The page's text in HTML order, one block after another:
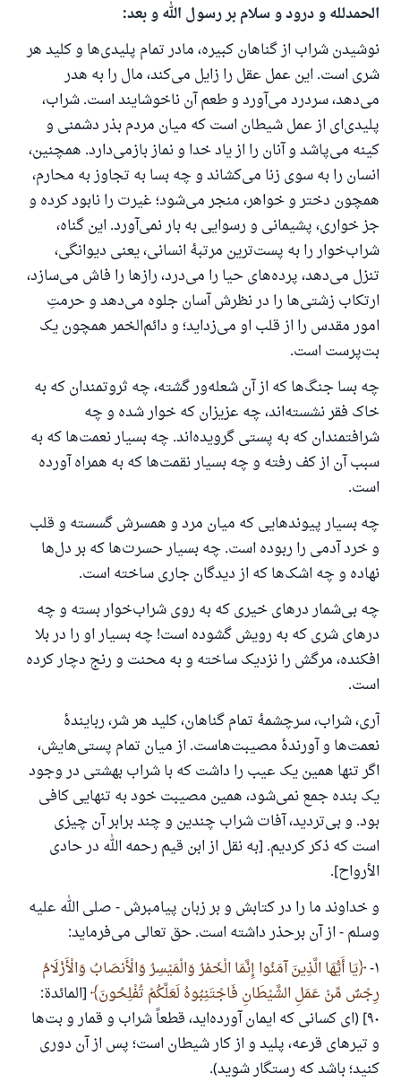
الحمدلله و درود و سلام بر رسول الله و بعد:
نوشیدن شراب از گناهان کبیره، مادر تمام پلیدی‌ها و کلید هر
شری است. این عمل عقل را زایل می‌کند، مال را به هدر
می‌دهد، سردرد می‌آورد و طعم آن ناخوشایند است. شراب،
پلیدی‌ای از عمل شیطان است که میان مردم بذر دشمنی و
کینه می‌پاشد و آنان را از یاد خدا و نماز بازمی‌دارد. همچنین،
انسان را به سوی زنا می‌کشاند و چه بسا به تجاوز به محارم،
همچون دختر و خواهر، منجر می‌شود؛ غیرت را نابود کرده و
جز خواری، پشیمانی و رسوایی به بار نمی‌آورد. این گناه،
شراب‌خوار را به پست‌ترین مرتبهٔ انسانی، یعنی دیوانگی،
تنزل می‌دهد، پرده‌های حیا را می‌درد، رازها را فاش می‌سازد،
ارتکاب زشتی‌ها را در نظرش آسان جلوه می‌دهد و حرمتِ
امور مقدس را از قلب او می‌زداید؛ و دائم‌الخمر همچون یک
بت‌پرست است.
چه بسا جنگ‌ها که از آن شعله‌ور گشته، چه ثروتمندان که به
خاک فقر نشسته‌اند، چه عزیزان که خوار شده و چه
شرافتمندان که به پستی گرویده‌اند. چه بسیار نعمت‌ها که به
سبب آن از کف رفته و چه بسیار نقمت‌ها که به همراه آورده
است.
چه بسیار پیوندهایی که میان مرد و همسرش گسسته و قلب
و خرد آدمی را ربوده است. چه بسیار حسرت‌ها که بر دل‌ها
نهاده و چه اشک‌ها که از دیدگان جاری ساخته است.
چه بی‌شمار درهای خیری که به روی شراب‌خوار بسته و چه
درهای شری که به رویش گشوده است! چه بسیار او را در بلا
افکنده، مرگش را نزدیک ساخته و به محنت و رنج دچار کرده
است.
آری، شراب، سرچشمهٔ تمام گناهان، کلید هر شر، ربایندهٔ
نعمت‌ها و آورندهٔ مصیبت‌هاست. از میان تمام پستی‌هایش،
اگر تنها همین یک عیب را داشت که با شراب بهشتی در وجود
یک بنده جمع نمی‌شود، همین مصیبت خود به تنهایی کافی
بود. و بی‌تردید، آفات شراب چندین و چند برابر آن چیزی
است که ذکر کردیم. [به نقل از ابن قیم رحمه الله در حادی
الأرواح].
و خداوند ما را در کتابش و بر زبان پیامبرش - صلی الله علیه
وسلم - از آن برحذر داشته است. حق تعالی می‌فرماید:
۱-
يَا أَيُّهَا الَّذِينَ آمَنُوا إِنَّمَا الْخَمْرُ وَالْمَيْسِرُ وَالْأَنصَابُ وَالْأَزْلَامُ
رِجْسٌ مِّنْ عَمَلِ الشَّيْطَانِ فَاجْتَنِبُوهُ لَعَلَّكُمْ تُفْلِحُونَ [المائدة:
۹۰] (اى كسانى كه ایمان آورده‌اید، قطعاً شراب و قمار و بت‌ها
و تیرهای قرعه، پلید و از كار شیطان است؛ پس از آن دوری
کنید؛ باشد که رستگار شوید).